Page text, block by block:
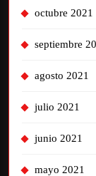
octubre 2021
septiembre
agosto 2021
julio 2021
junio 2021
mayo 2021